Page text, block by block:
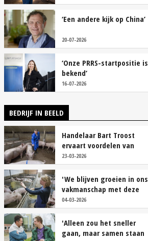
‘Een andere kijk op China’
20-07-2026
‘Onze PRRS-startpositie is
bekend’
16-07-2026
BEDRIJF IN BEELD
Handelaar Bart Troost
ervaart voordelen van
coöperatieve voerfusie
23-03-2026
'We blijven groeien in ons
vakmanschap met deze
teamaanpak'
04-03-2026
'Alleen zou het sneller
gaan, maar samen staan